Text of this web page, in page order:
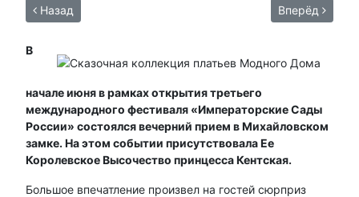
Назад Вперёд
В
начале июня в рамках открытия третьего
международного фестиваля «Императорские Сады
России» состоялся вечерний прием в Михайловском
замке. На этом событии присутствовала Ее
Королевское Высочество принцесса Кентская.
Большое впечатление произвел на гостей сюрприз